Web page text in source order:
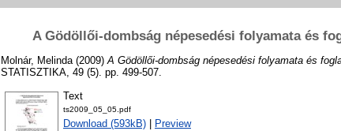
A Gödöllői-dombság népesedési folyamata és
Molnár, Melinda (2009) A Gödöllői-dombság népesedési folyamata és
STATISZTIKA, 49 (5). pp. 499-507.
Text
ts2009_05_05.pdf
Download (593kB) Preview